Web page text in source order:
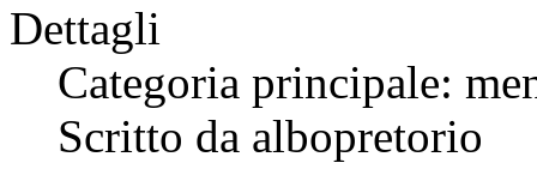
Dettagli
Categoria principale:
Scritto da albopretorio